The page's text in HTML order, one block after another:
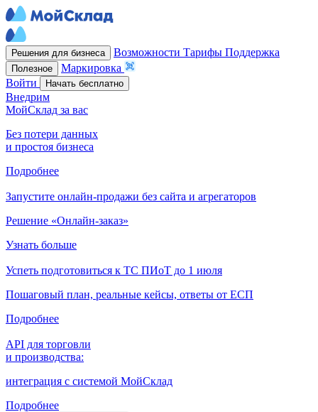
Решения для бизнеса Возможности Тарифы Поддержка
Полезное
Маркировка
Войти
Начать бесплатно
Внедрим
МойСклад за вас
Без потери данных
и простоя бизнеса
Подробнее
Запустите онлайн-продажи без сайта и агрегаторов
Решение «Онлайн-заказ»
Узнать больше
Успеть подготовиться к ТС ПИоТ до 1 июля
Пошаговый план, реальные кейсы, ответы от ЕСП
Подробнее
API для торговли
и производства:
интеграция с системой МойСклад
Подробнее